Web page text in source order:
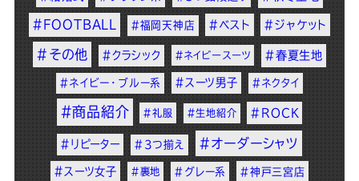
#FOOTBALL #福岡天神店 #ベスト #ジャケット
#その他 #クラシック #ネイビースーツ #春夏生地
#ネイビー・ブルー系 #スーツ男子 #ネクタイ
#商品紹介 #礼服 #生地紹介 #ROCK
#リピーター #3つ揃え #オーダーシャツ
#スーツ女子 #裏地 #グレー系 #神戸三宮店